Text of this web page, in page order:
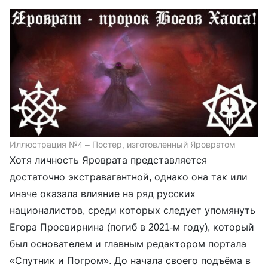
Иллюстрация №4 – Постер, изготовленный Яровратом
Хотя личность Яроврата представляется
достаточно экстравагантной, однако она так или
иначе оказала влияние на ряд русских
националистов, среди которых следует упомянуть
Егора Просвирнина (погиб в 2021-м году), который
был основателем и главным редактором портала
«Спутник и Погром». До начала своего подъёма в